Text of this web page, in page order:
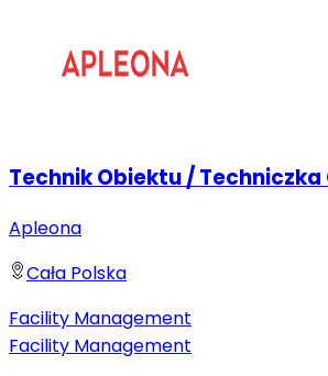
Technik Obiektu / Techniczka
Apleona
Cała Polska
Facility Management
Facility Management